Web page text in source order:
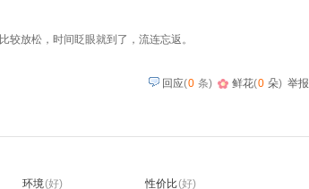
较放松，时间眨眼就到了，流连忘返。
回应(0 条) 鲜花(0 朵) 举报
环境(好) 性价比(好)